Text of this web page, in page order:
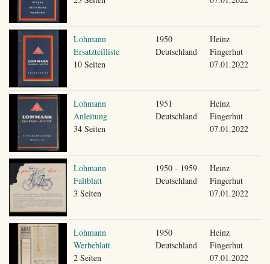
Lohmann
Ersatzteilliste
10 Seiten
1950
Deutschland
Heinz
Fingerhut
07.01.2022
Lohmann
Anleitung
34 Seiten
1951
Deutschland
Heinz
Fingerhut
07.01.2022
Lohmann
Faltblatt
3 Seiten
1950 - 1959
Deutschland
Heinz
Fingerhut
07.01.2022
Lohmann
Werbeblatt
2 Seiten
1950
Deutschland
Heinz
Fingerhut
07.01.2022